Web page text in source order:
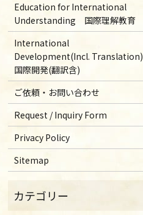
Education for International
Understanding 国際理解教育
International
Development(Incl. Translation)
国際開発(翻訳含)
ご依頼・お問い合わせ
Request / Inquiry Form
Privacy Policy
Sitemap